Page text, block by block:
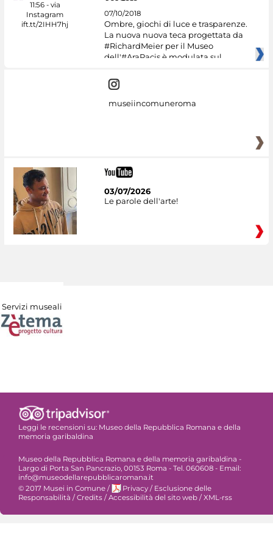
07/10/2018
Ombre, giochi di luce e trasparenze.
La nuova nuova teca progettata da
#RichardMeier per il Museo
dell'#AraPacis è modulata sul
museiincomuneroma
03/07/2026
Le parole dell'arte!
Servizi museali
Leggi le recensioni su: Museo della Repubblica Romana e della
memoria garibaldina
Museo della Repubblica Romana e della memoria garibaldina -
Largo di Porta San Pancrazio, 00153 Roma - Tel. 060608 - Email:
info@museodellarepubblicaromana.it
© 2017 Musei in Comune / Privacy / Esclusione delle
Responsabilità /Credits /Accessibilità del sito web /XML-rss